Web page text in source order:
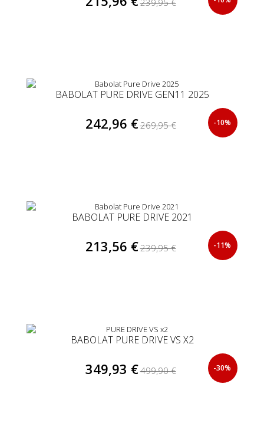
239,95 €
BABOLAT PURE DRIVE GEN11 2025
242,96 €269,95 € -10%
BABOLAT PURE DRIVE 2021
213,56 €239,95 € -11%
BABOLAT PURE DRIVE VS X2
349,93 €499,90 € -30%